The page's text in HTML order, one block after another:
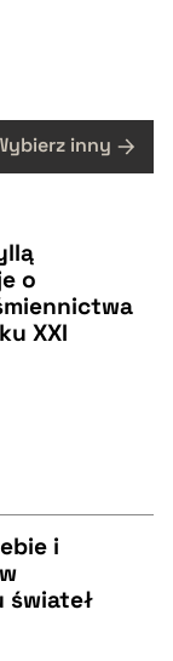
inny
o
XXI
i
świateł